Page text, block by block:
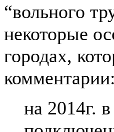
“вольного
некоторые
городах,
комментарии:
на 2014г.